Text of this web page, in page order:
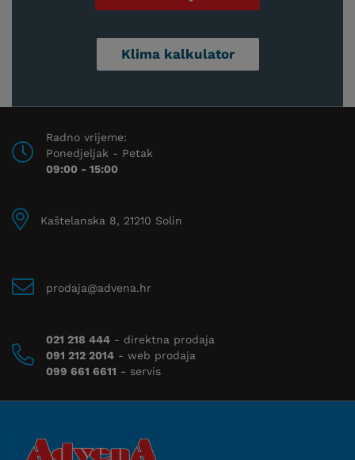
Klima kalkulator
Radno vrijeme:
Ponedjeljak - Petak
09:00 - 15:00
Kaštelanska 8, 21210 Solin
prodaja@advena.hr
021 218 444 - direktna prodaja
091 212 2014 - web prodaja
099 661 6611 - servis